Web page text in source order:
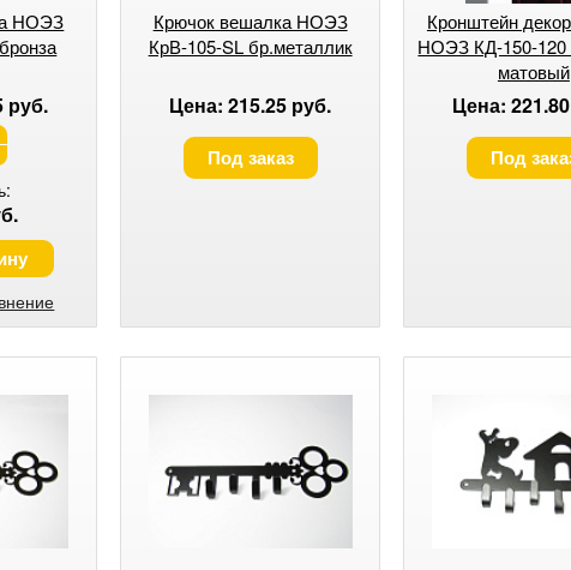
НОЭЗ
руб.
Крючок вешалка НОЭЗ
КрВ-105-SL бр.металлик
Цена: 215.25 руб.
Под заказ
Кронштейн
НОЭЗ КД-150-120
матовый
Цена:
Под